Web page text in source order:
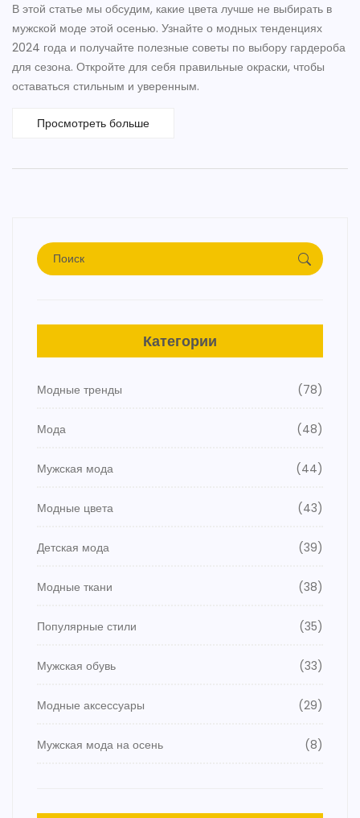
В этой статье мы обсудим, какие цвета лучше не выбирать в
мужской моде этой осенью. Узнайте о модных тенденциях
2024 года и получайте полезные советы по выбору гардероба
для сезона. Откройте для себя правильные окраски, чтобы
оставаться стильным и уверенным.
Просмотреть больше
Категории
Модные тренды (78)
Мода (48)
Мужская мода (44)
Модные цвета (43)
Детская мода (39)
Модные ткани (38)
Популярные стили (35)
Мужская обувь (33)
Модные аксессуары (29)
Мужская мода на осень (8)